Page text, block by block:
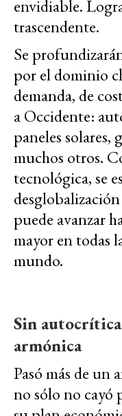
envidiable.
trascendente.
Se
por el dominio
demanda, de
a Occidente:
paneles solares,
muchos otros.
tecnológica, se
puede avanzar
mayor en todas
mundo.
Sin
armónica
Pasó más de
no sólo no cayó